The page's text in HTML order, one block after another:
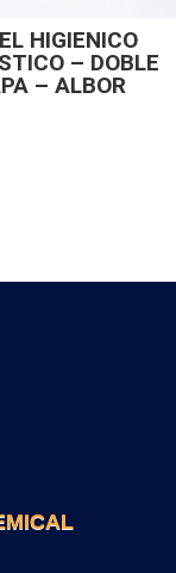
HIGIENICO
– DOBLE
– ALBOR